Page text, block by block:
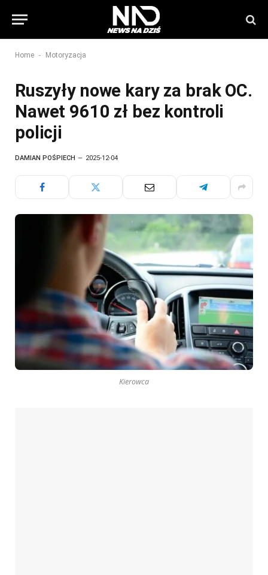
Home - Motoryzacja
Ruszyły nowe kary za brak OC.
Nawet 9610 zł bez kontroli
policji
DAMIAN POŚPIECH 2025-12-04
Kierowca